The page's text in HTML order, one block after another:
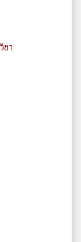
า